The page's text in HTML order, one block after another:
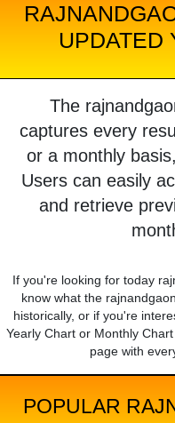
UPDATED
The
captures every
or a monthly
Users can easily
and retrieve
If you're looking for today
know what the
historically, or if you're
Yearly Chart or Monthly
page with
POPULAR